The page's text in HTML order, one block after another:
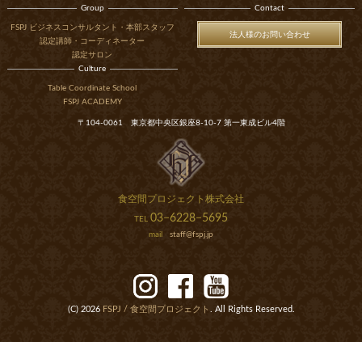
Group
FSPJ ビジネスコンサルタント・本部スタッフ
認定講師・コーディネーター
認定サロン
Culture
Table Coordinate School
FSPJ ACADEMY
Contact
法人様のお問い合わせ
〒104-0061 東京都中央区銀座8-10-7 第一東成ビル4階
食空間プロジェクト株式会社
TEL 03−6228−5695
mail staff@fspj.jp
(C) 2026 FSPJ / 食空間プロジェクト . All Rights Reserved.